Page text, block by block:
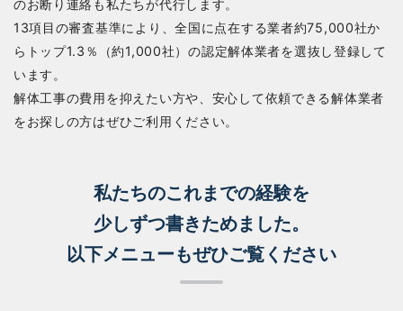
のお断り連絡も私たちが代行します。
13項目の審査基準により、全国に点在する業者約75,000社か
らトップ1.3％（約1,000社）の認定解体業者を選抜し登録して
います。
解体工事の費用を抑えたい方や、安心して依頼できる解体業者
をお探しの方はぜひご利用ください。
私たちのこれまでの経験を
少しずつ書きためました。
以下メニューもぜひご覧ください